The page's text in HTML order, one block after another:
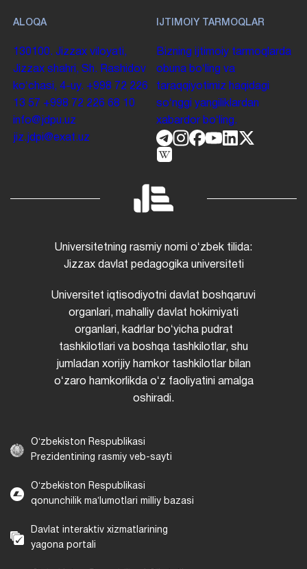
ALOQA
130100. Jizzax viloyati,
Jizzax shahri, Sh. Rashidov
koʻchasi, 4-uy. +998 72 226
13 57 +998 72 226 68 10
info@jdpu.uz
jiz.jdpi@exat.uz
IJTIMOIY TARMOQLAR
Bizning ijtimoiy tarmoqlarda
obuna boʻling va
taraqqiyotimiz haqidagi
soʻnggi yangiliklardan
xabardor boʻling.
Universitetning rasmiy nomi oʻzbek tilida:
Jizzax davlat pedagogika universiteti
Universitet iqtisodiyotni davlat boshqaruvi
organlari, mahalliy davlat hokimiyati
organlari, kadrlar boʻyicha pudrat
tashkilotlari va boshqa tashkilotlar, shu
jumladan xorijiy hamkor tashkilotlar bilan
oʻzaro hamkorlikda oʻz faoliyatini amalga
oshiradi.
Oʻzbekiston Respublikasi
Prezidentining rasmiy veb-sayti
Oʻzbekiston Respublikasi
qonunchilik maʼlumotlari milliy bazasi
Davlat interaktiv xizmatlarining
yagona portali